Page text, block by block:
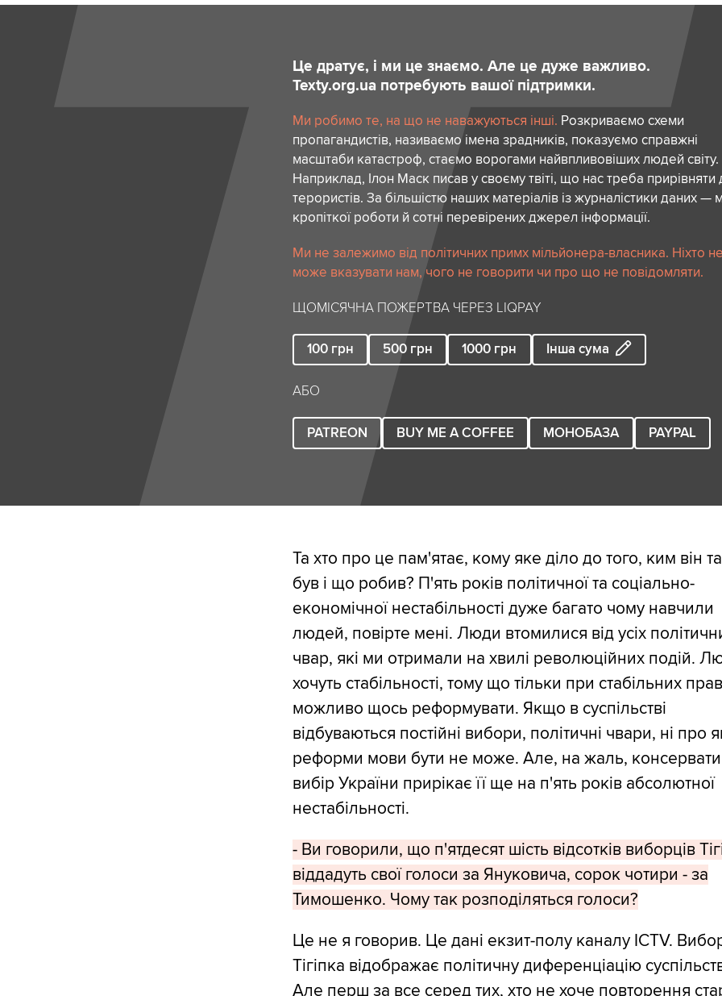
Це дратує, і ми це знаємо. Але це дуже важливо.
Texty.org.ua потребують вашої підтримки.
Ми робимо те, на що не наважуються інші. Розкриваємо схеми
пропагандистів, називаємо імена зрадників, показуємо справжні
масштаби катастроф, стаємо ворогами найвпливовіших людей світу.
Наприклад, Ілон Маск писав у своєму твіті, що нас треба прирівняти
терористів. За більшістю наших матеріалів із журналістики даних —
кропіткої роботи й сотні перевірених джерел інформації.
Ми не залежимо від політичних примх мільйонера-власника. Ніхто
може вказувати нам, чого не говорити чи про що не повідомляти.
ЩОМІСЯЧНА ПОЖЕРТВА ЧЕРЕЗ LIQPAY
100 грн 500 грн 1000 грн Інша сума
АБО
PATREON BUY ME A COFFEE МОНОБАЗА PAYPAL
Та хто про це пам'ятає, кому яке діло до того, ким він
був і що робив? П'ять років політичної та соціально-
економічної нестабільності дуже багато чому навчили
людей, повірте мені. Люди втомилися від усіх
чвар, які ми отримали на хвилі революційних подій.
хочуть стабільності, тому що тільки при стабільних
можливо щось реформувати. Якщо в суспільстві
відбуваються постійні вибори, політичні чвари, ні про
реформи мови бути не може. Але, на жаль,
вибір України прирікає її ще на п'ять років абсолютної
нестабільності.
- Ви говорили, що п'ятдесят шість відсотків виборців
віддадуть свої голоси за Януковича, сорок чотири - за
Тимошенко. Чому так розподіляться голоси?
Це не я говорив. Це дані екзит-полу каналу ICTV.
Тігіпка відображає політичну диференціацію
Але перш за все серед тих, хто не хоче повторення